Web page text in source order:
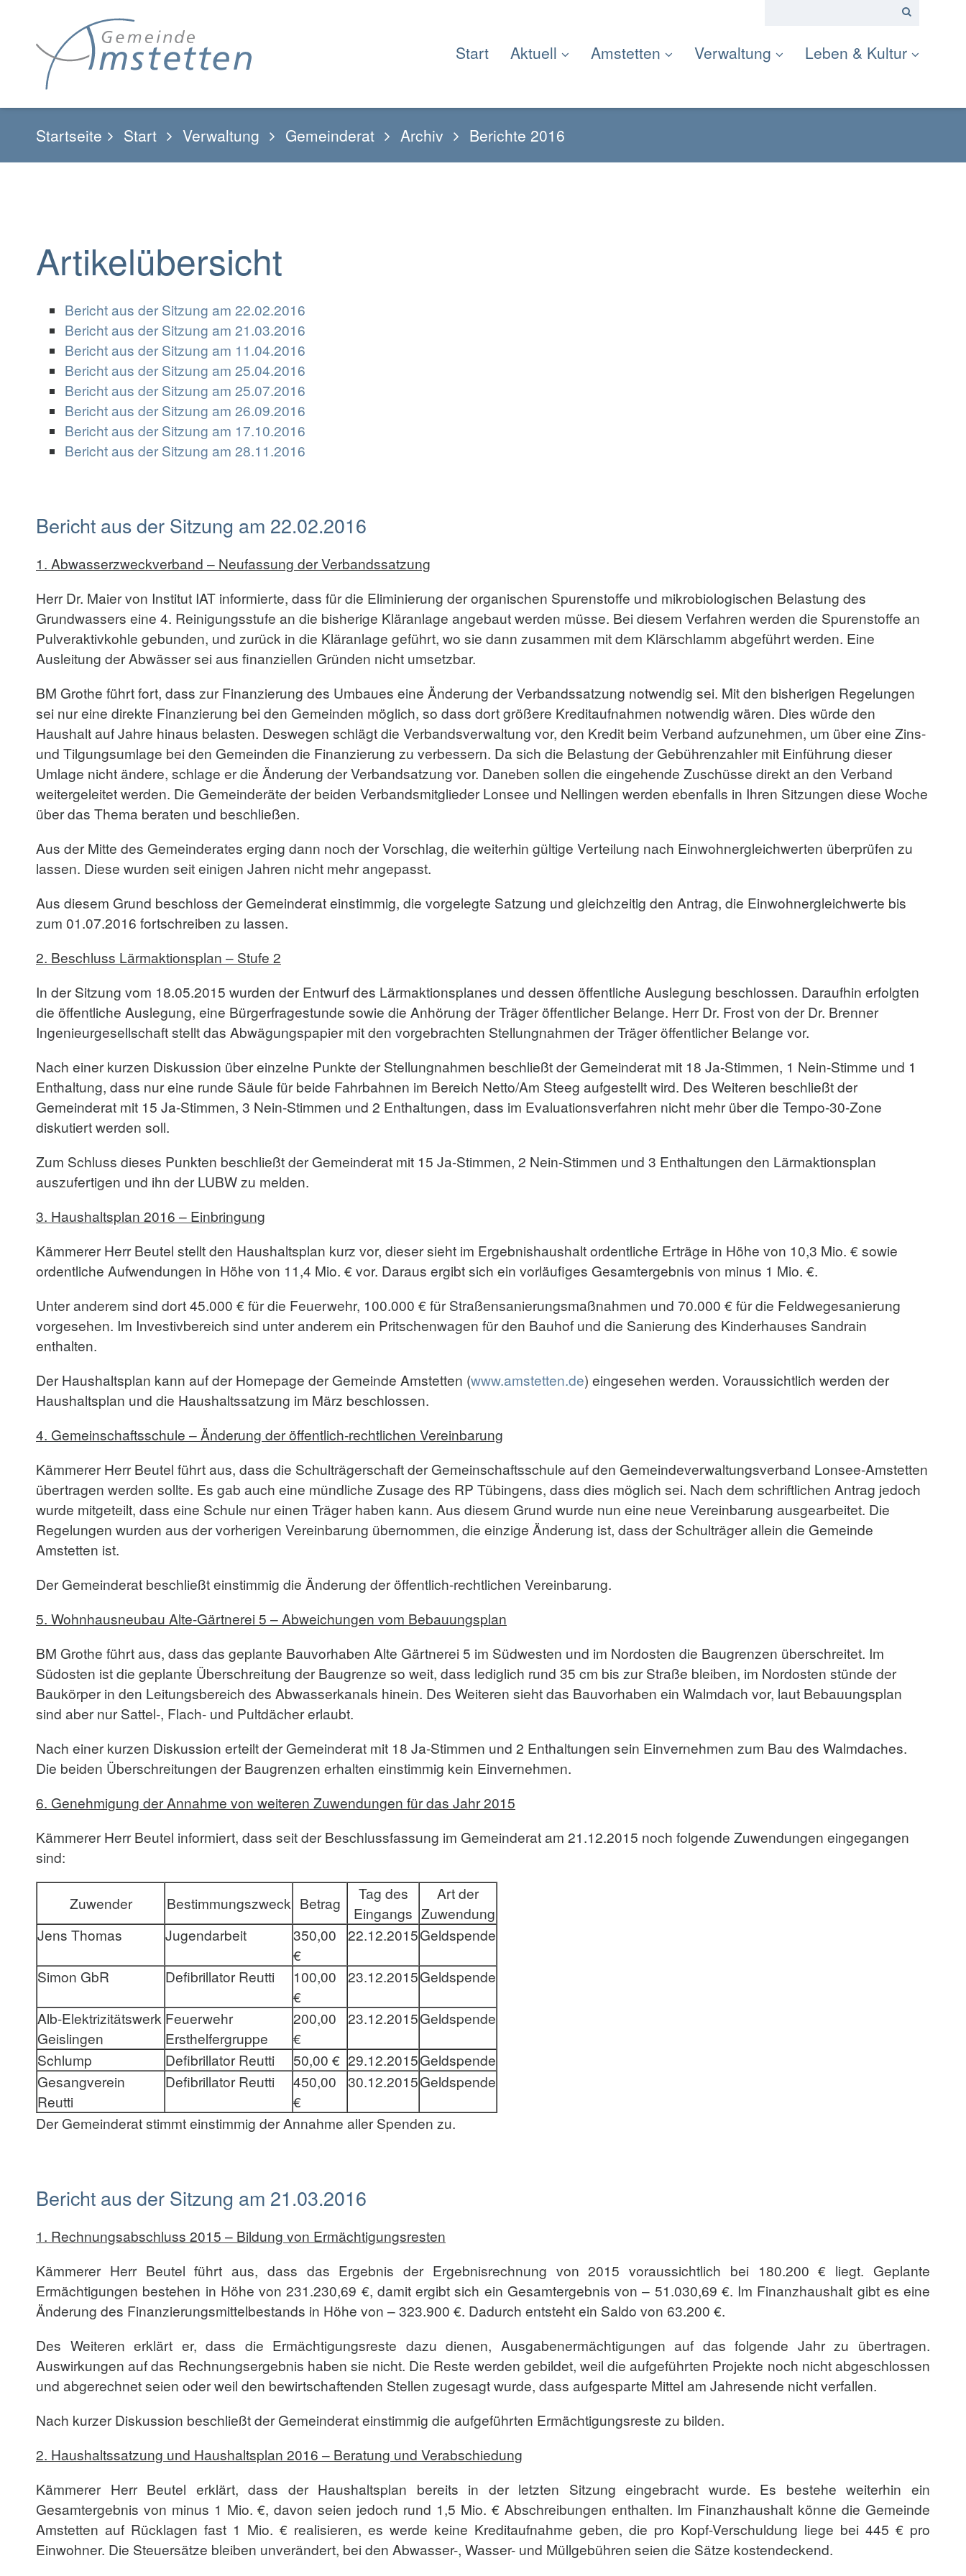
Start Aktuell Amstetten Verwaltung Leben & Kultur
Startseite Start Verwaltung Gemeinderat Archiv Berichte 2016
Artikelübersicht
Bericht aus der Sitzung am 22.02.2016
Bericht aus der Sitzung am 21.03.2016
Bericht aus der Sitzung am 11.04.2016
Bericht aus der Sitzung am 25.04.2016
Bericht aus der Sitzung am 25.07.2016
Bericht aus der Sitzung am 26.09.2016
Bericht aus der Sitzung am 17.10.2016
Bericht aus der Sitzung am 28.11.2016
Bericht aus der Sitzung am 22.02.2016
1. Abwasserzweckverband – Neufassung der Verbandssatzung
Herr Dr. Maier von Institut IAT informierte, dass für die Eliminierung der organischen Spurenstoffe und mikrobiologischen Belastung des
Grundwassers eine 4. Reinigungsstufe an die bisherige Kläranlage angebaut werden müsse. Bei diesem Verfahren werden die Spurenstoffe an
Pulveraktivkohle gebunden, und zurück in die Kläranlage geführt, wo sie dann zusammen mit dem Klärschlamm abgeführt werden. Eine
Ausleitung der Abwässer sei aus finanziellen Gründen nicht umsetzbar.
BM Grothe führt fort, dass zur Finanzierung des Umbaues eine Änderung der Verbandssatzung notwendig sei. Mit den bisherigen Regelungen
sei nur eine direkte Finanzierung bei den Gemeinden möglich, so dass dort größere Kreditaufnahmen notwendig wären. Dies würde den
Haushalt auf Jahre hinaus belasten. Deswegen schlägt die Verbandsverwaltung vor, den Kredit beim Verband aufzunehmen, um über eine Zins-
und Tilgungsumlage bei den Gemeinden die Finanzierung zu verbessern. Da sich die Belastung der Gebührenzahler mit Einführung dieser
Umlage nicht ändere, schlage er die Änderung der Verbandsatzung vor. Daneben sollen die eingehende Zuschüsse direkt an den Verband
weitergeleitet werden. Die Gemeinderäte der beiden Verbandsmitglieder Lonsee und Nellingen werden ebenfalls in Ihren Sitzungen diese Woche
über das Thema beraten und beschließen.
Aus der Mitte des Gemeinderates erging dann noch der Vorschlag, die weiterhin gültige Verteilung nach Einwohnergleichwerten überprüfen zu
lassen. Diese wurden seit einigen Jahren nicht mehr angepasst.
Aus diesem Grund beschloss der Gemeinderat einstimmig, die vorgelegte Satzung und gleichzeitig den Antrag, die Einwohnergleichwerte bis
zum 01.07.2016 fortschreiben zu lassen.
2. Beschluss Lärmaktionsplan – Stufe 2
In der Sitzung vom 18.05.2015 wurden der Entwurf des Lärmaktionsplanes und dessen öffentliche Auslegung beschlossen. Daraufhin erfolgten
die öffentliche Auslegung, eine Bürgerfragestunde sowie die Anhörung der Träger öffentlicher Belange. Herr Dr. Frost von der Dr. Brenner
Ingenieurgesellschaft stellt das Abwägungspapier mit den vorgebrachten Stellungnahmen der Träger öffentlicher Belange vor.
Nach einer kurzen Diskussion über einzelne Punkte der Stellungnahmen beschließt der Gemeinderat mit 18 Ja-Stimmen, 1 Nein-Stimme und 1
Enthaltung, dass nur eine runde Säule für beide Fahrbahnen im Bereich Netto/Am Steeg aufgestellt wird. Des Weiteren beschließt der
Gemeinderat mit 15 Ja-Stimmen, 3 Nein-Stimmen und 2 Enthaltungen, dass im Evaluationsverfahren nicht mehr über die Tempo-30-Zone
diskutiert werden soll.
Zum Schluss dieses Punkten beschließt der Gemeinderat mit 15 Ja-Stimmen, 2 Nein-Stimmen und 3 Enthaltungen den Lärmaktionsplan
auszufertigen und ihn der LUBW zu melden.
3. Haushaltsplan 2016 – Einbringung
Kämmerer Herr Beutel stellt den Haushaltsplan kurz vor, dieser sieht im Ergebnishaushalt ordentliche Erträge in Höhe von 10,3 Mio. € sowie
ordentliche Aufwendungen in Höhe von 11,4 Mio. € vor. Daraus ergibt sich ein vorläufiges Gesamtergebnis von minus 1 Mio. €.
Unter anderem sind dort 45.000 € für die Feuerwehr, 100.000 € für Straßensanierungsmaßnahmen und 70.000 € für die Feldwegesanierung
vorgesehen. Im Investivbereich sind unter anderem ein Pritschenwagen für den Bauhof und die Sanierung des Kinderhauses Sandrain
enthalten.
Der Haushaltsplan kann auf der Homepage der Gemeinde Amstetten (www.amstetten.de) eingesehen werden. Voraussichtlich werden der
Haushaltsplan und die Haushaltssatzung im März beschlossen.
4. Gemeinschaftsschule – Änderung der öffentlich-rechtlichen Vereinbarung
Kämmerer Herr Beutel führt aus, dass die Schulträgerschaft der Gemeinschaftsschule auf den Gemeindeverwaltungsverband Lonsee-Amstetten
übertragen werden sollte. Es gab auch eine mündliche Zusage des RP Tübingens, dass dies möglich sei. Nach dem schriftlichen Antrag jedoch
wurde mitgeteilt, dass eine Schule nur einen Träger haben kann. Aus diesem Grund wurde nun eine neue Vereinbarung ausgearbeitet. Die
Regelungen wurden aus der vorherigen Vereinbarung übernommen, die einzige Änderung ist, dass der Schulträger allein die Gemeinde
Amstetten ist.
Der Gemeinderat beschließt einstimmig die Änderung der öffentlich-rechtlichen Vereinbarung.
5. Wohnhausneubau Alte-Gärtnerei 5 – Abweichungen vom Bebauungsplan
BM Grothe führt aus, dass das geplante Bauvorhaben Alte Gärtnerei 5 im Südwesten und im Nordosten die Baugrenzen überschreitet. Im
Südosten ist die geplante Überschreitung der Baugrenze so weit, dass lediglich rund 35 cm bis zur Straße bleiben, im Nordosten stünde der
Baukörper in den Leitungsbereich des Abwasserkanals hinein. Des Weiteren sieht das Bauvorhaben ein Walmdach vor, laut Bebauungsplan
sind aber nur Sattel-, Flach- und Pultdächer erlaubt.
Nach einer kurzen Diskussion erteilt der Gemeinderat mit 18 Ja-Stimmen und 2 Enthaltungen sein Einvernehmen zum Bau des Walmdaches.
Die beiden Überschreitungen der Baugrenzen erhalten einstimmig kein Einvernehmen.
6. Genehmigung der Annahme von weiteren Zuwendungen für das Jahr 2015
Kämmerer Herr Beutel informiert, dass seit der Beschlussfassung im Gemeinderat am 21.12.2015 noch folgende Zuwendungen eingegangen
sind:
Zuwender Bestimmungszweck Betrag
Tag des
Eingangs
Art der
Zuwendung
Jens Thomas
Jugendarbeit
350,00
€
22.12.2015Geldspende
Simon GbR Defibrillator Reutti
100,00
€
23.12.2015Geldspende
Alb-Elektrizitätswerk
Geislingen
Feuerwehr
Ersthelfergruppe
200,00
€
23.12.2015Geldspende
Schlump Defibrillator Reutti 50,00 € 29.12.2015Geldspende
Gesangverein
Reutti
Defibrillator Reutti
450,00
€
30.12.2015Geldspende
Der Gemeinderat stimmt einstimmig der Annahme aller Spenden zu.
Bericht aus der Sitzung am 21.03.2016
1. Rechnungsabschluss 2015 – Bildung von Ermächtigungsresten
Kämmerer Herr Beutel führt aus, dass das Ergebnis der Ergebnisrechnung von 2015 voraussichtlich bei 180.200 € liegt. Geplante
Ermächtigungen bestehen in Höhe von 231.230,69 €, damit ergibt sich ein Gesamtergebnis von – 51.030,69 €. Im Finanzhaushalt gibt es eine
Änderung des Finanzierungsmittelbestands in Höhe von – 323.900 €. Dadurch entsteht ein Saldo von 63.200 €.
Des Weiteren erklärt er, dass die Ermächtigungsreste dazu dienen, Ausgabenermächtigungen auf das folgende Jahr zu übertragen.
Auswirkungen auf das Rechnungsergebnis haben sie nicht. Die Reste werden gebildet, weil die aufgeführten Projekte noch nicht abgeschlossen
und abgerechnet seien oder weil den bewirtschaftenden Stellen zugesagt wurde, dass aufgesparte Mittel am Jahresende nicht verfallen.
Nach kurzer Diskussion beschließt der Gemeinderat einstimmig die aufgeführten Ermächtigungsreste zu bilden.
2. Haushaltssatzung und Haushaltsplan 2016 – Beratung und Verabschiedung
Kämmerer Herr Beutel erklärt, dass der Haushaltsplan bereits in der letzten Sitzung eingebracht wurde. Es bestehe weiterhin ein
Gesamtergebnis von minus 1 Mio. €, davon seien jedoch rund 1,5 Mio. € Abschreibungen enthalten. Im Finanzhaushalt könne die Gemeinde
Amstetten auf Rücklagen fast 1 Mio. € realisieren, es werde keine Kreditaufnahme geben, die pro Kopf-Verschuldung liege bei 445 € pro
Einwohner. Die Steuersätze bleiben unverändert, bei den Abwasser-, Wasser- und Müllgebühren seien die Sätze kostendeckend.